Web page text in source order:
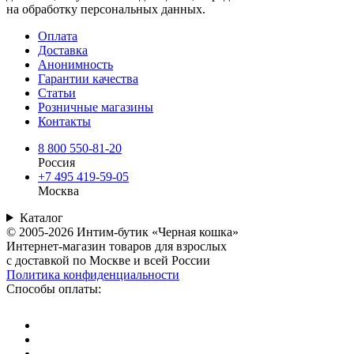
на обработку персональных данных.
Оплата
Доставка
Анонимность
Гарантии качества
Статьи
Розничные магазины
Контакты
8 800 550-81-20
Россия
+7 495 419-59-05
Москва
Каталог
© 2005-2026 Интим-бутик «Черная кошка»
Интернет-магазин товаров для взрослых
с доставкой по Москве и всей России
Политика конфиденциальности
Способы оплаты: